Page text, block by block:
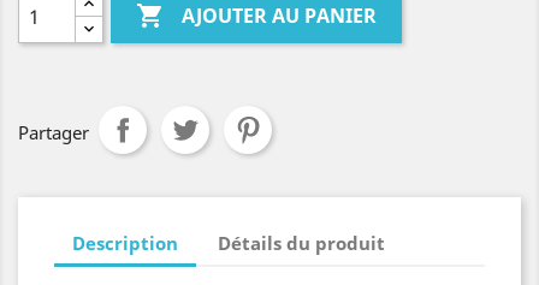
 AJOUTER AU PANIER
Partager
Description Détails du produit